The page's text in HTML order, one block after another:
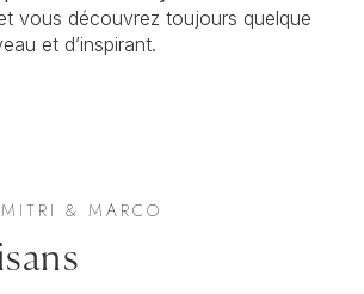
et vous découvrez toujours quelque
et d’inspirant.
& MARCO